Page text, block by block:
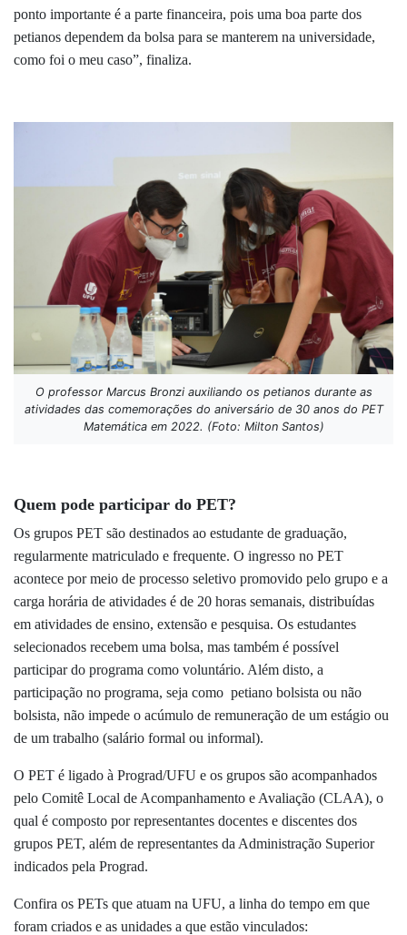
ponto importante é a parte financeira, pois uma boa parte dos
petianos dependem da bolsa para se manterem na universidade,
como foi o meu caso”, finaliza.
O professor Marcus Bronzi auxiliando os petianos durante as
atividades das comemorações do aniversário de 30 anos do PET
Matemática em 2022. (Foto: Milton Santos)
Quem pode participar do PET?
Os grupos PET são destinados ao estudante de graduação,
regularmente matriculado e frequente. O ingresso no PET
acontece por meio de processo seletivo promovido pelo grupo e a
carga horária de atividades é de 20 horas semanais, distribuídas
em atividades de ensino, extensão e pesquisa. Os estudantes
selecionados recebem uma bolsa, mas também é possível
participar do programa como voluntário. Além disto, a
participação no programa, seja como petiano bolsista ou não
bolsista, não impede o acúmulo de remuneração de um estágio ou
de um trabalho (salário formal ou informal).
O PET é ligado à Prograd/UFU e os grupos são acompanhados
pelo Comitê Local de Acompanhamento e Avaliação (CLAA), o
qual é composto por representantes docentes e discentes dos
grupos PET, além de representantes da Administração Superior
indicados pela Prograd.
Confira os PETs que atuam na UFU, a linha do tempo em que
foram criados e as unidades a que estão vinculados: